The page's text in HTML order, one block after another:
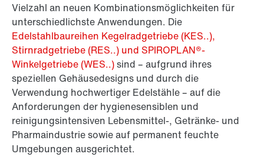
Vielzahl an neuen Kombinationsmöglichkeiten für
unterschiedlichste Anwendungen. Die
Edelstahlbaureihen Kegelradgetriebe (KES..),
Stirnradgetriebe (RES..) und SPIROPLAN®-
Winkelgetriebe (WES..)sind – aufgrund ihres
speziellen Gehäusedesigns und durch die
Verwendung hochwertiger Edelstähle – auf die
Anforderungen der hygienesensiblen und
reinigungsintensiven Lebensmittel-, Getränke- und
Pharmaindustrie sowie auf permanent feuchte
Umgebungen ausgerichtet.